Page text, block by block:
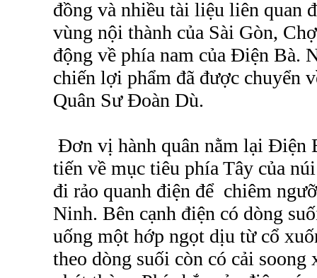
đồng và nhiều tài liệu liên quan
vùng nội thành của Sài Gòn,
động về phía nam của Điện Bà.
chiến lợi phẩm đã được chuyển
Quân Sư Đoàn Dù.
Đơn vị hành quân nằm lại Điện
tiến về mục tiêu phía Tây của
đi rảo quanh điện để chiêm
Ninh. Bên cạnh điện có dòng
uống một hớp ngọt dịu từ cổ
theo dòng suối còn có cải soong